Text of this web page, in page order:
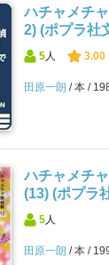
ハチャメチ
2) (ポプラ社
5人 3.00
田原一朗 本
ハチャメチ
(13) (ポプラ
5人
田原一朗 本